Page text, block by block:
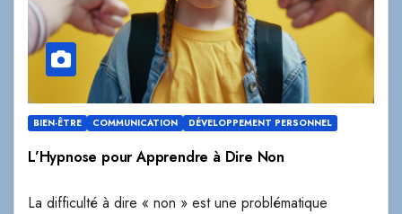
BIEN-ÊTRE COMMUNICATION DÉVELOPPEMENT PERSONNEL
L’Hypnose pour Apprendre à Dire Non
La difficulté à dire « non » est une problématique